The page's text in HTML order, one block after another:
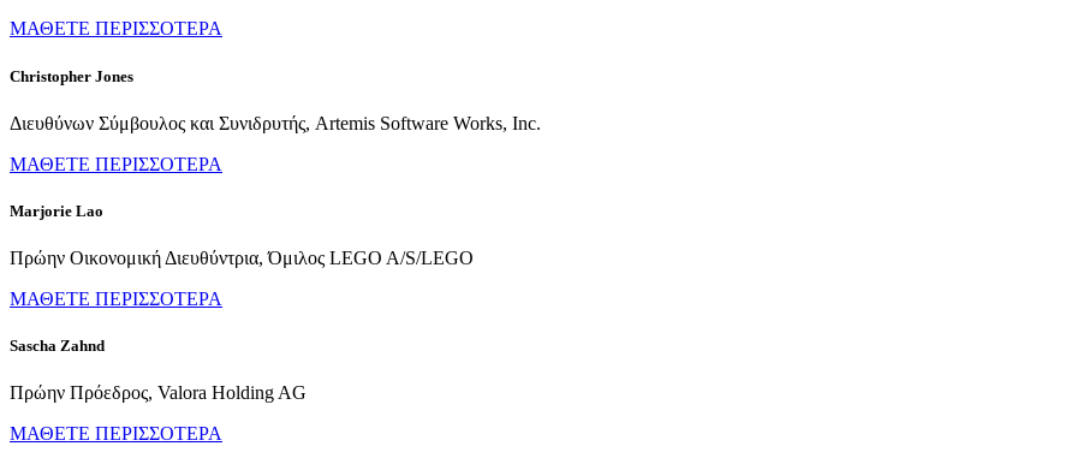
ΜΑΘΕΤΕ ΠΕΡΙΣΣΟΤΕΡΑ
Christopher Jones
Διευθύνων Σύμβουλος και Συνιδρυτής, Artemis Software Works, Inc.
ΜΑΘΕΤΕ ΠΕΡΙΣΣΟΤΕΡΑ
Marjorie Lao
Πρώην Οικονομική Διευθύντρια, Όμιλος LEGO A/S/LEGO
ΜΑΘΕΤΕ ΠΕΡΙΣΣΟΤΕΡΑ
Sascha Zahnd
Πρώην Πρόεδρος, Valora Holding AG
ΜΑΘΕΤΕ ΠΕΡΙΣΣΟΤΕΡΑ